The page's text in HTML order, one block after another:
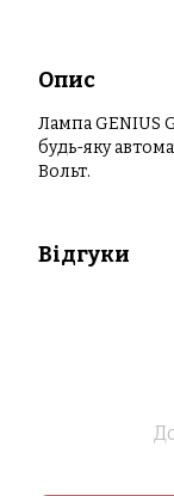
Опис
Лампа GENIUS
будь-яку
Вольт.
Відгуки